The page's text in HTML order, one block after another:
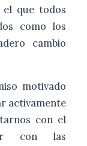
el que todos
como los
cambio
motivado
activamente
con el
con las